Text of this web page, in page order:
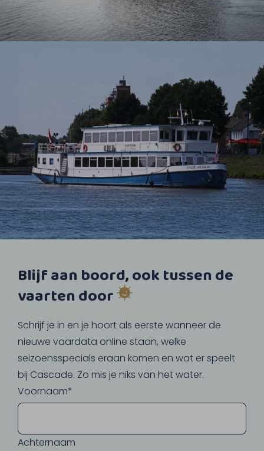
Blijf aan boord, ook tussen de
vaarten door
Schrijf je in en je hoort als eerste wanneer de
nieuwe vaardata online staan, welke
seizoensspecials eraan komen en wat er speelt
bij Cascade. Zo mis je niks van het water.
Voornaam*
Achternaam